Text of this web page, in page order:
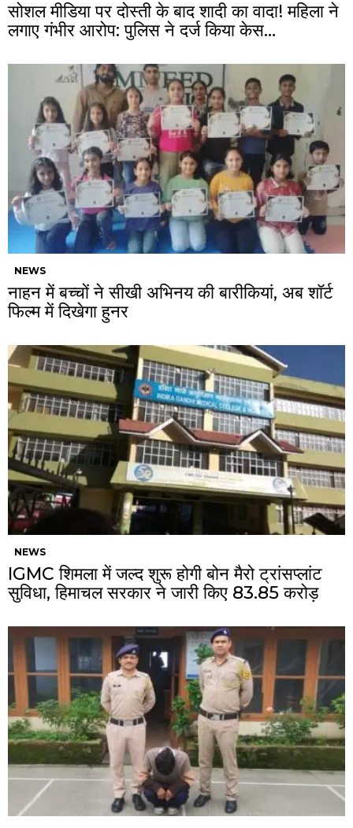
सोशल मीडिया पर दोस्ती के बाद शादी का वादा! महिला ने
लगाए गंभीर आरोप: पुलिस ने दर्ज किया केस…
NEWS
नाहन में बच्चों ने सीखी अभिनय की बारीकियां, अब शॉर्ट
फिल्म में दिखेगा हुनर
NEWS
IGMC शिमला में जल्द शुरू होगी बोन मैरो ट्रांसप्लांट
सुविधा, हिमाचल सरकार ने जारी किए ₹83.85 करोड़